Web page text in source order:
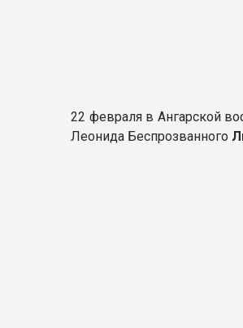
22 февраля в Ангарской
Леонида Беспрозванного